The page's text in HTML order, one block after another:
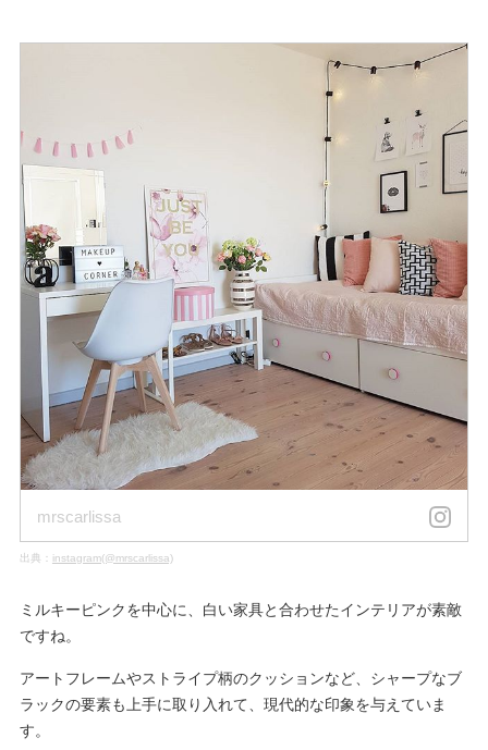
mrscarlissa
出典： instagram(@mrscarlissa)
ミルキーピンクを中心に、白い家具と合わせたインテリアが素敵
ですね。
アートフレームやストライプ柄のクッションなど、シャープなブ
ラックの要素も上手に取り入れて、現代的な印象を与えていま
す。